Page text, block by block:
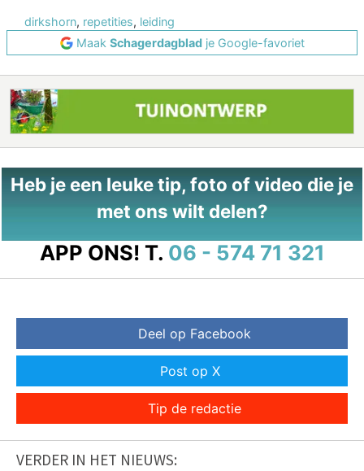
dirkshorn, repetities, leiding
Maak Schagerdagbladje Google-favoriet
Heb je een leuke tip, foto of video die je
met ons wilt delen?
APP ONS! T. 06 - 574 71 321
Deel op Facebook
Post op X
Tip de redactie
VERDER IN HET NIEUWS: